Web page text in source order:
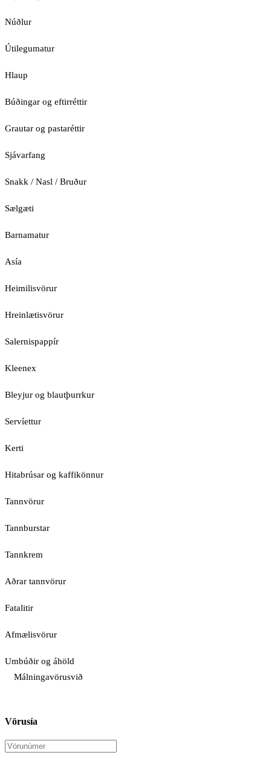
Núðlur
Útilegumatur
Hlaup
Búðingar og eftirréttir
Grautar og pastaréttir
Sjávarfang
Snakk / Nasl / Bruður
Sælgæti
Barnamatur
Asía
Heimilisvörur
Hreinlætisvörur
Salernispappír
Kleenex
Bleyjur og blautþurrkur
Servíettur
Kerti
Hitabrúsar og kaffikönnur
Tannvörur
Tannburstar
Tannkrem
Aðrar tannvörur
Fatalitir
Afmælisvörur
Umbúðir og áhöld
Málningavörusvið
Vörusía